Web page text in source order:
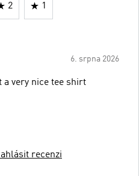
2 1
6. srpna 2026
a very nice tee shirt
recenzi